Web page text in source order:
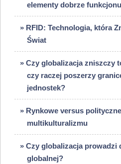
elementy dobrze
» RFID: Technologia, która
Świat
» Czy globalizacja zniszczy
czy raczej poszerzy
jednostek?
» Rynkowe versus
multikulturalizmu
» Czy globalizacja prowadzi
globalnej?